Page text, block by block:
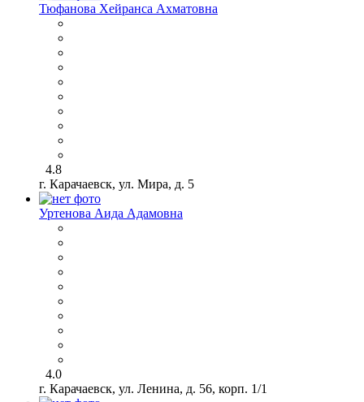
Тюфанова Хейранса Ахматовна
4.8
г. Карачаевск, ул. Мира, д. 5
Уртенова Аида Адамовна
4.0
г. Карачаевск, ул. Ленина, д. 56, корп. 1/1